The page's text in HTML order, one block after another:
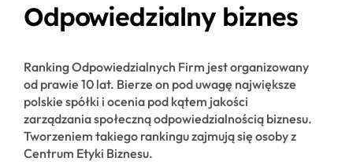
Odpowiedzialny biznes
Ranking Odpowiedzialnych Firm jest organizowany
od prawie 10 lat. Bierze on pod uwagę największe
polskie spółki i ocenia pod kątem jakości
zarządzania społeczną odpowiedzialnością biznesu.
Tworzeniem takiego rankingu zajmują się osoby z
Centrum Etyki Biznesu.